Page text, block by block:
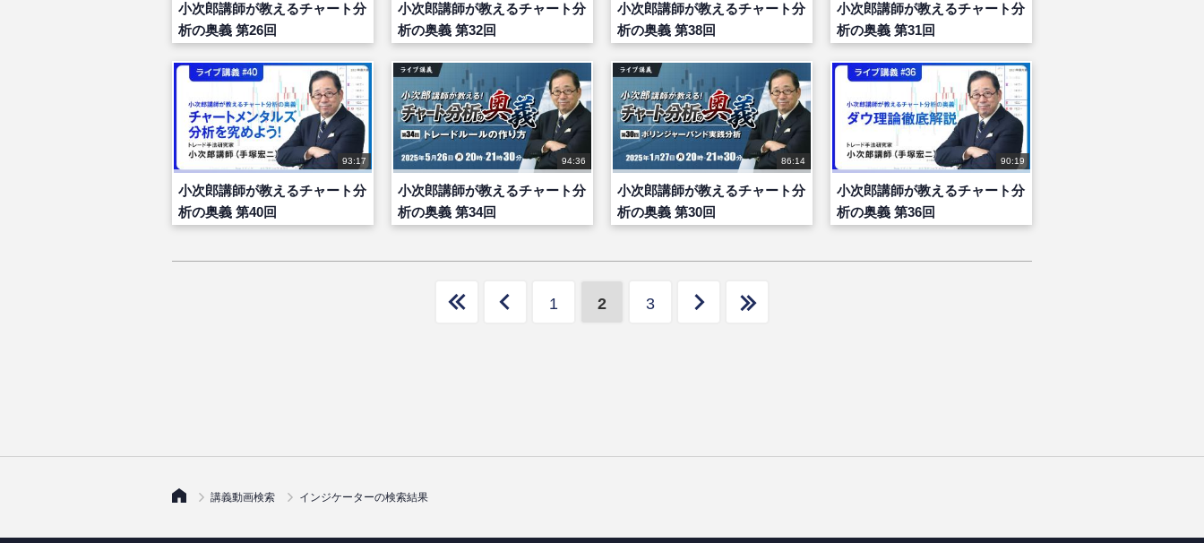
小次郎講師が教えるチャート分
析の奥義 第26回
小次郎講師が教えるチャート分
析の奥義 第32回
小次郎講師が教えるチャート分
析の奥義 第38回
小次郎講師が教えるチャート分
析の奥義 第31回
93:17
小次郎講師が教えるチャート分
析の奥義 第40回
94:36
小次郎講師が教えるチャート分
析の奥義 第34回
86:14
小次郎講師が教えるチャート分
析の奥義 第30回
90:19
小次郎講師が教えるチャート分
析の奥義 第36回
1 2 3
講義動画検索 インジケーターの検索結果